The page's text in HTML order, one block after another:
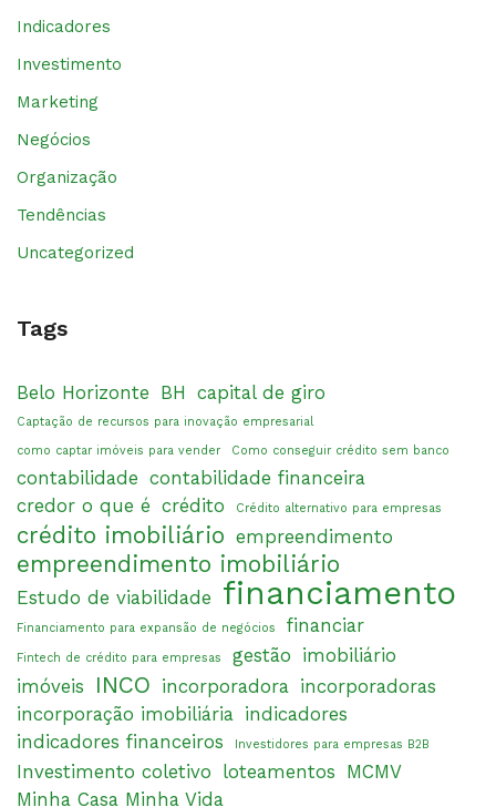
Indicadores
Investimento
Marketing
Negócios
Organização
Tendências
Uncategorized
Tags
Belo Horizonte BH capital de giro
Captação de recursos para inovação empresarial
como captar imóveis para vender
Como conseguir crédito sem banco
contabilidade contabilidade financeira
credor o que é crédito Crédito alternativo para empresas
crédito imobiliário empreendimento
empreendimento imobiliário
Estudo de viabilidade financiamento
Financiamento para expansão de negócios financiar
Fintech de crédito para empresas gestão imobiliário
imóveis
INCO incorporadora incorporadoras
incorporação imobiliária indicadores
indicadores financeiros
Investidores para empresas B2B
Investimento coletivo loteamentos MCMV
Minha Casa Minha Vida